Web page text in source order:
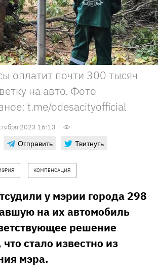
оплатит почти 300 тысяч
на авто. Фото
t.me/odesacityofficial
2023 16:13
Отправить Твитнуть
КОМПЕНСАЦИЯ
у мэрии города 298
на их автомобиль
решение
стало известно из
мэра.